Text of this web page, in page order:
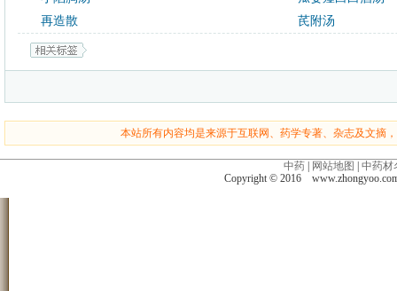
再造散
芪附汤
本站所有内容均是来源于互联网、药学专著、杂志及文摘
中药 网站地图
中药材
Copyright © 2016